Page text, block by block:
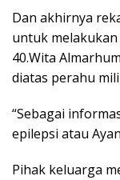
Dan akhirnya
untuk
40.Wita
diatas perahu
“Sebagai
epilepsi atau
Pihak keluarga